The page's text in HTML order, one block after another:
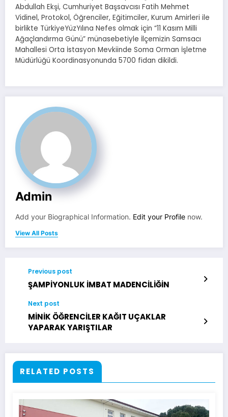
Abdullah Ekşi, Cumhuriyet Başsavcısı Fatih Mehmet
Vidinel, Protokol, Öğrenciler, Eğitimciler, Kurum Amirleri ile
birlikte TürkiyeYüzYılına Nefes olmak için “11 Kasım Milli
Ağaçlandırma Günü” münasebetiyle İlçemizin Samsacı
Mahallesi Orta İstasyon Mevkiinde Soma Orman İşletme
Müdürlüğü Koordinasyonunda 5700 fidan dikildi.
Admin
Add your Biographical Information. Edit your Profile now.
View All Posts
Previous post
ŞAMPİYONLUK İMBAT MADENCİLİĞİN
Next post
MİNİK ÖĞRENCİLER KAĞIT UÇAKLAR
YAPARAK YARIŞTILAR
RELATED POSTS